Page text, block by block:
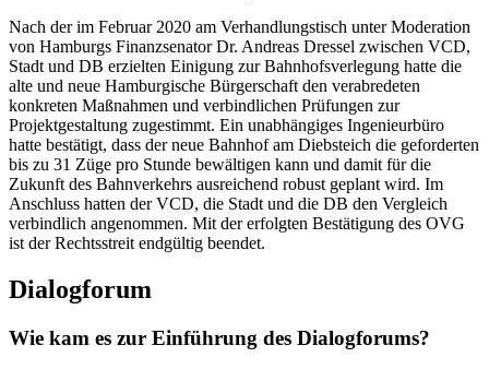
Nach der im Februar 2020 am Verhandlungstisch unter Moderation
von Hamburgs Finanzsenator Dr. Andreas Dressel zwischen VCD,
Stadt und DB erzielten Einigung zur Bahnhofsverlegung hatte die
alte und neue Hamburgische Bürgerschaft den verabredeten
konkreten Maßnahmen und verbindlichen Prüfungen zur
Projektgestaltung zugestimmt. Ein unabhängiges Ingenieurbüro
hatte bestätigt, dass der neue Bahnhof am Diebsteich die geforderten
bis zu 31 Züge pro Stunde bewältigen kann und damit für die
Zukunft des Bahnverkehrs ausreichend robust geplant wird. Im
Anschluss hatten der VCD, die Stadt und die DB den Vergleich
verbindlich angenommen. Mit der erfolgten Bestätigung des OVG
ist der Rechtsstreit endgültig beendet.
Dialogforum
Wie kam es zur Einführung des Dialogforums?